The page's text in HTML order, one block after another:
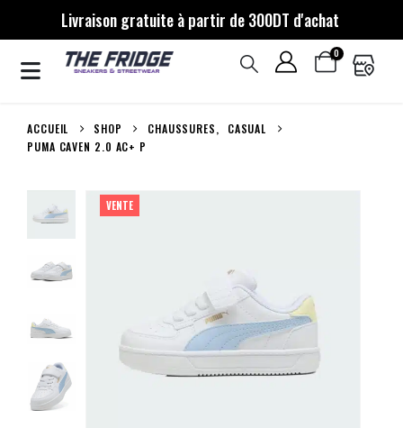
Livraison gratuite à partir de 300DT d'achat
0
ACCUEIL SHOP CHAUSSURES,
CASUAL
PUMA CAVEN 2.0 AC+ P
VENTE